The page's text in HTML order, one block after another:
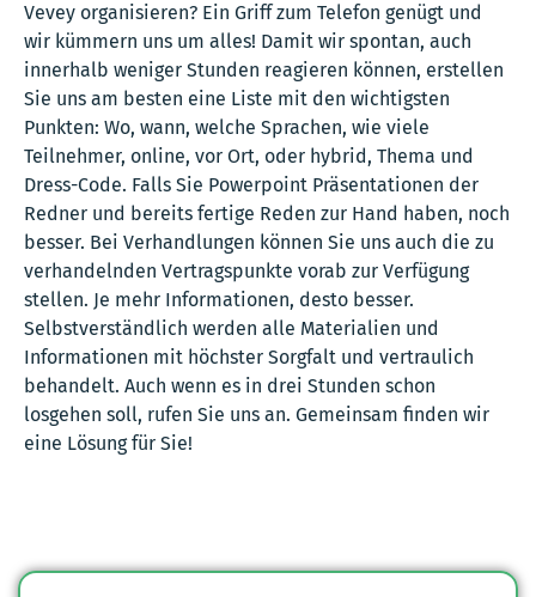
Vevey organisieren? Ein Griff zum Telefon genügt und
wir kümmern uns um alles! Damit wir spontan, auch
innerhalb weniger Stunden reagieren können, erstellen
Sie uns am besten eine Liste mit den wichtigsten
Punkten: Wo, wann, welche Sprachen, wie viele
Teilnehmer, online, vor Ort, oder hybrid, Thema und
Dress-Code. Falls Sie Powerpoint Präsentationen der
Redner und bereits fertige Reden zur Hand haben, noch
besser. Bei Verhandlungen können Sie uns auch die zu
verhandelnden Vertragspunkte vorab zur Verfügung
stellen. Je mehr Informationen, desto besser.
Selbstverständlich werden alle Materialien und
Informationen mit höchster Sorgfalt und vertraulich
behandelt. Auch wenn es in drei Stunden schon
losgehen soll, rufen Sie uns an. Gemeinsam finden wir
eine Lösung für Sie!